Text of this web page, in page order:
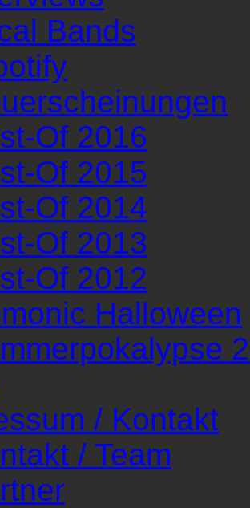
Bands
Of 2016
Of 2015
Of 2014
Of 2013
Of 2012
Halloween
/ Kontakt
/ Team